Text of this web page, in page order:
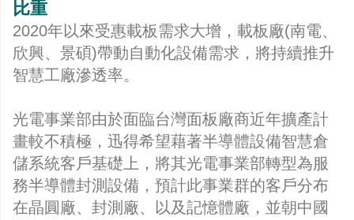
比重
2020年以來受惠載板需求大增，載板廠(南電、
欣興、景碩)帶動自動化設備需求，將持續推升
智慧工廠滲透率。
光電事業部由於面臨台灣面板廠商近年擴產計
畫較不積極，迅得希望藉著半導體設備智慧倉
儲系統客戶基礎上，將其光電事業部轉型為服
務半導體封測設備，預計此事業群的客戶分布
在晶圓廠、封測廠、以及記憶體廠，並朝中國